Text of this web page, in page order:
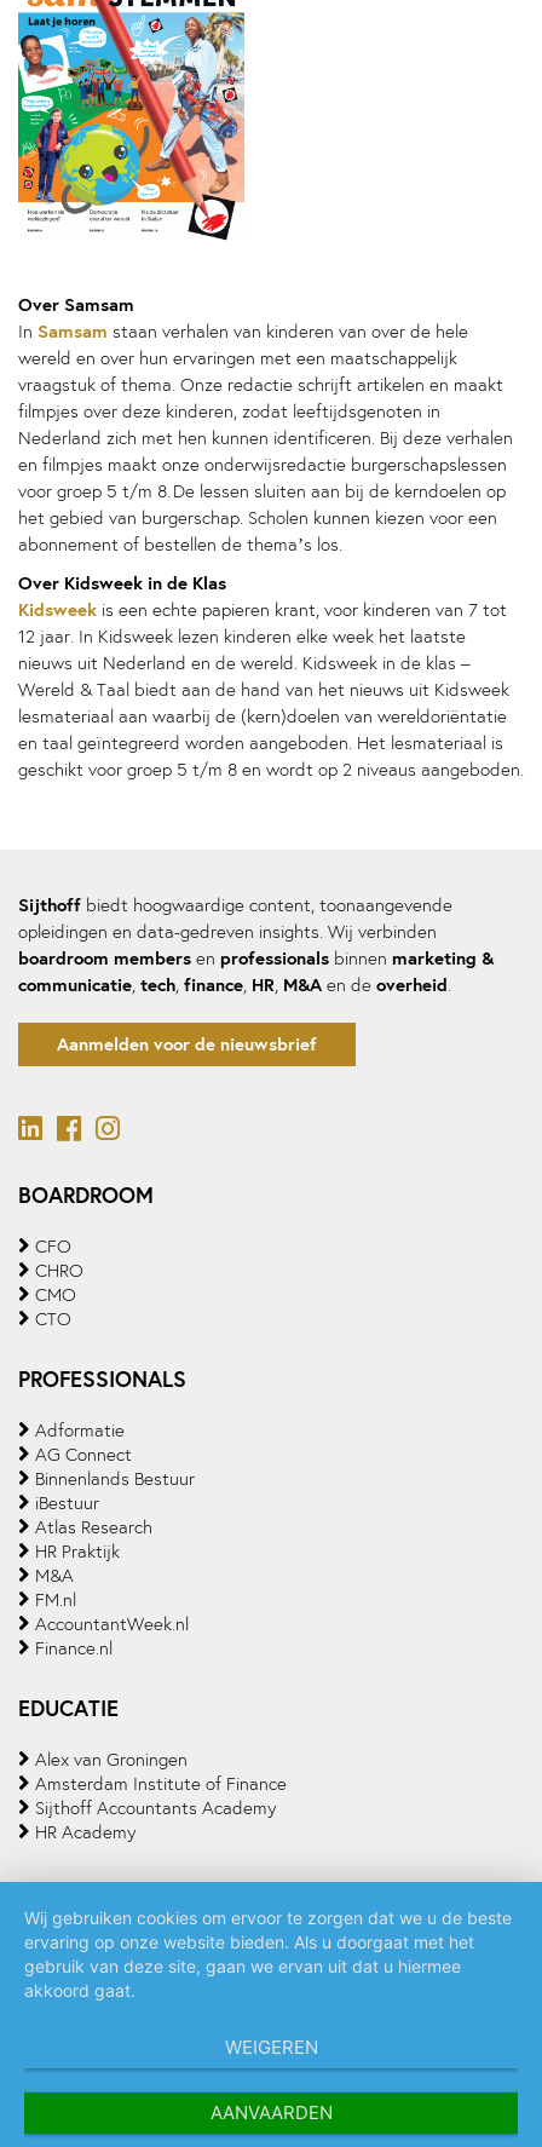
Over Samsam
In Samsam staan verhalen van kinderen van over de hele
wereld en over hun ervaringen met een maatschappelijk
vraagstuk of thema. Onze redactie schrijft artikelen en maakt
filmpjes over deze kinderen, zodat leeftijdsgenoten in
Nederland zich met hen kunnen identificeren. Bij deze verhalen
en filmpjes maakt onze onderwijsredactie burgerschapslessen
voor groep 5 t/m 8. De lessen sluiten aan bij de kerndoelen op
het gebied van burgerschap. Scholen kunnen kiezen voor een
abonnement of bestellen de thema’s los.
Over Kidsweek in de Klas
Kidsweek is een echte papieren krant, voor kinderen van 7 tot
12 jaar. In Kidsweek lezen kinderen elke week het laatste
nieuws uit Nederland en de wereld. Kidsweek in de klas –
Wereld & Taal biedt aan de hand van het nieuws uit Kidsweek
lesmateriaal aan waarbij de (kern)doelen van wereldoriëntatie
en taal geïntegreerd worden aangeboden. Het lesmateriaal is
geschikt voor groep 5 t/m 8 en wordt op 2 niveaus aangeboden.
Sijthoff biedt hoogwaardige content, toonaangevende
opleidingen en data-gedreven insights. Wij verbinden
boardroom members en professionals binnen marketing &
communicatie, tech, finance, HR, M&A en de overheid.
Aanmelden voor de nieuwsbrief
BOARDROOM
CFO
CHRO
CMO
CTO
PROFESSIONALS
Adformatie
AG Connect
Binnenlands Bestuur
iBestuur
Atlas Research
HR Praktijk
M&A
FM.nl
AccountantWeek.nl
Finance.nl
EDUCATIE
Alex van Groningen
Amsterdam Institute of Finance
Sijthoff Accountants Academy
HR Academy
Algemene voorwaarden Privacy policy Cookie statement
Wij gebruiken cookies om ervoor te zorgen dat we u de beste
ervaring op onze website bieden. Als u doorgaat met het
gebruik van deze site, gaan we ervan uit dat u hiermee
akkoord gaat.
WEIGEREN
AANVAARDEN